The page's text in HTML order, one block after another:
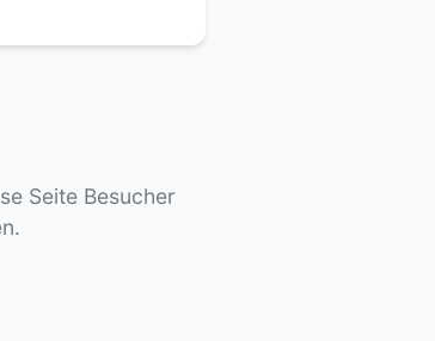
Seite Besucher